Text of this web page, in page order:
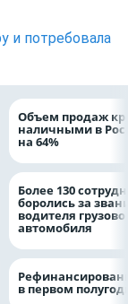
и потребовала
Объем продаж
наличными в
на 64%
Более 130
боролись за
водителя
автомобиля
в первом